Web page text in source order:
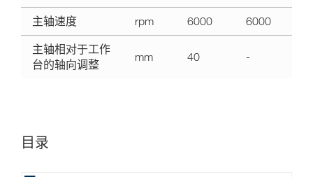
主轴速度 rpm 6000 6000
主轴相对于工作
台的轴向调整
mm 40 -
目录